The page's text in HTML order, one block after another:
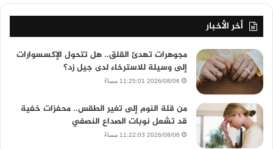
أخر الأخبار
مجوهرات تهدئ القلق.. هل تتحول الإكسسوارات
إلى وسيلة للاسترخاء لدى جيل زد؟
2026/08/06 11:25:01 مساءً
من قلة النوم إلى تغير الطقس.. محفزات خفية
قد تشعل نوبات الصداع النصفي
2026/08/06 11:22:03 مساءً